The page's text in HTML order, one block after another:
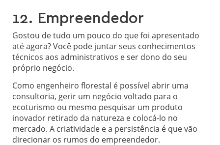
12. Empreendedor
Gostou de tudo um pouco do que foi apresentado
até agora? Você pode juntar seus conhecimentos
técnicos aos administrativos e ser dono do seu
próprio negócio.
Como engenheiro florestal é possível abrir uma
consultoria, gerir um negócio voltado para o
ecoturismo ou mesmo pesquisar um produto
inovador retirado da natureza e colocá-lo no
mercado. A criatividade e a persistência é que vão
direcionar os rumos do empreendedor.